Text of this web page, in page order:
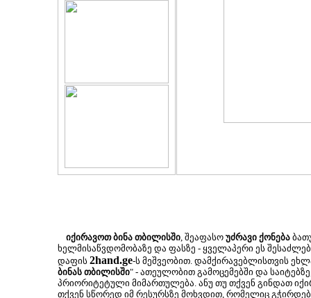
იქირავოთ ბინა თბილისში, შეაფასო უძრავი ქონება
ხელმისაწვდომობაზე და ფასზე - ყველაპერი ეს
დაფის 2hand.ge-ს მეშვეობით. დამქირავებლისთვის
ბინას თბილისში" - ათეულობით გამოცემებში და
პრიორიტეტული მიმართულება. ანუ თუ თქვენ გინდათ
თქვენ სწორედ იმ რესურსზე მოხვდით, რომელიც